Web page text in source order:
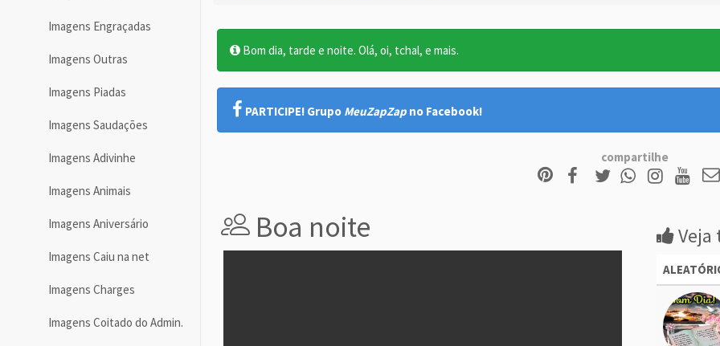
Imagens Engraçadas
Imagens Outras
Imagens Piadas
Imagens Saudações
Imagens Adivinhe
Imagens Animais
Imagens Aniversário
Imagens Caiu na net
Imagens Charges
Imagens Coitado do Admin.
Bom dia, tarde e noite. Olá, oi, tchal, e mais.
PARTICIPE! Grupo MeuZapZap no Facebook!
compartilhe
Boa noite Veja